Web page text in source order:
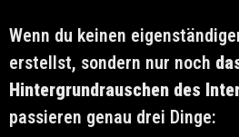
Wenn du keinen
erstellst, sondern nur noch
Hintergrundrauschen des
passieren genau drei Dinge: